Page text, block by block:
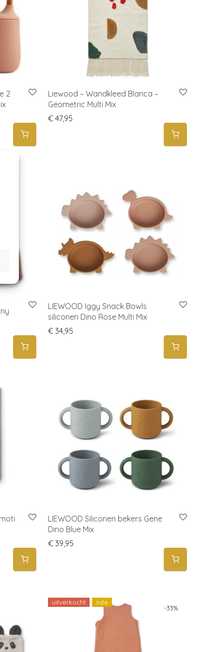
2
Liewood – Wandkleed Blanca –
Geometric Multi Mix
€ 47,95
LIEWOOD Iggy Snack Bowls
siliconen Dino Rose Multi Mix
€ 34,95
LIEWOOD Siliconen bekers Gene
Dino Blue Mix
€ 39,95
-33%
uitverkocht sale